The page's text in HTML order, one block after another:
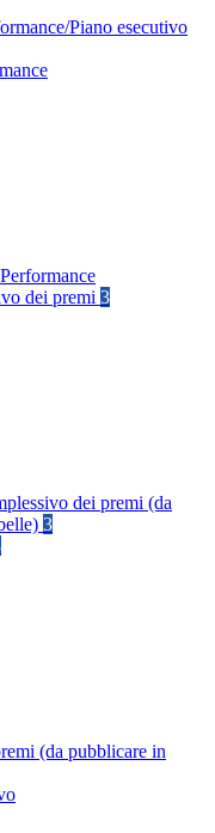
Piano esecutivo
dei premi 3
dei premi (da
3
(da pubblicare in